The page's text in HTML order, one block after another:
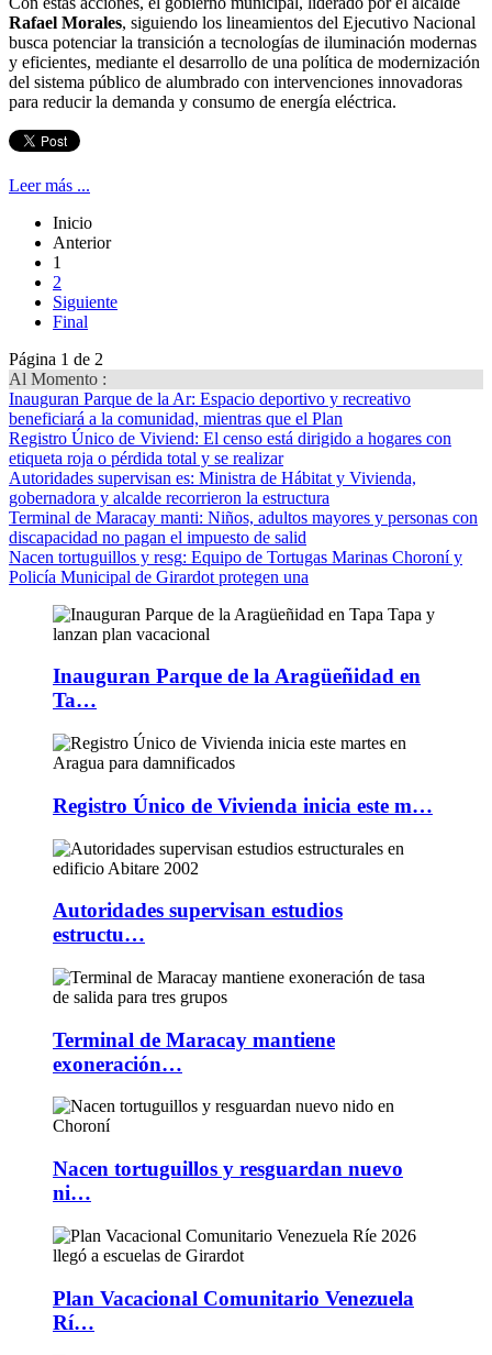
Rafael Morales, siguiendo los lineamientos del Ejecutivo Nacional
busca potenciar la transición a tecnologías de iluminación modernas
y eficientes, mediante el desarrollo de una política de modernización
del sistema público de alumbrado con intervenciones innovadoras
para reducir la demanda y consumo de energía eléctrica.
Leer más ...
Inicio
Anterior
1
2
Siguiente
Final
Página 1 de 2
Al Momento :
Inauguran Parque de la Ar: Espacio deportivo y recreativo
beneficiará a la comunidad, mientras que el Plan
Registro Único de Viviend: El censo está dirigido a hogares con
etiqueta roja o pérdida total y se realizar
Autoridades supervisan es: Ministra de Hábitat y Vivienda,
gobernadora y alcalde recorrieron la estructura
Terminal de Maracay manti: Niños, adultos mayores y personas con
discapacidad no pagan el impuesto de salid
Nacen tortuguillos y resg: Equipo de Tortugas Marinas Choroní y
Policía Municipal de Girardot protegen una
Inauguran Parque de la Aragüeñidad en
Ta…
Registro Único de Vivienda inicia este m…
Autoridades supervisan estudios
estructu…
Terminal de Maracay mantiene
exoneración…
Nacen tortuguillos y resguardan nuevo
ni…
Plan Vacacional Comunitario Venezuela
Rí…